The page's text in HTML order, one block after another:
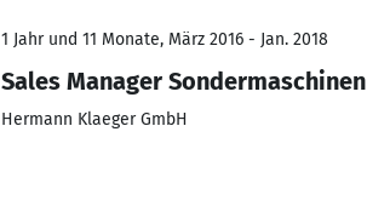
1 Jahr und 11 Monate, März 2016 - Jan. 2018
Sales Manager Sondermaschinen
Hermann Klaeger GmbH